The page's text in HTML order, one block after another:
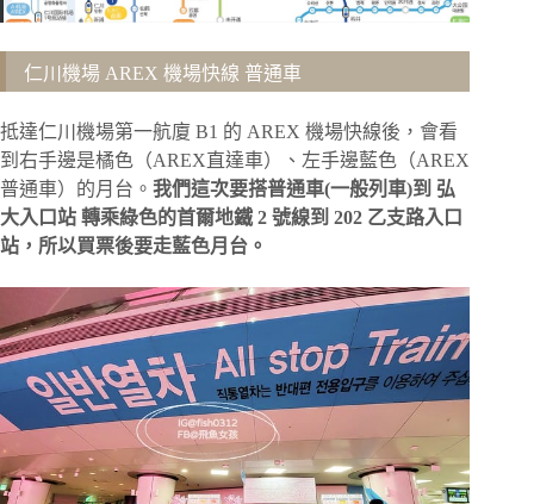
仁川機場 AREX 機場快線 普通車
抵達仁川機場第一航廈 B1 的 AREX 機場快線後，會看
到右手邊是橘色（AREX直達車）、左手邊藍色（AREX
普通車）的月台。 我們這次要搭普通車(一般列車)到 弘
大入口站 轉乘綠色的首爾地鐵 2 號線到 202 乙支路入口
站，所以買票後要走藍色月台。